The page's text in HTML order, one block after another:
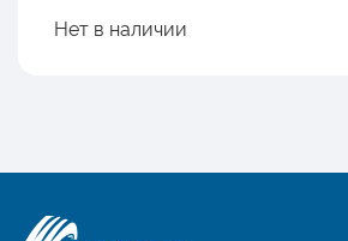
Нет в наличии